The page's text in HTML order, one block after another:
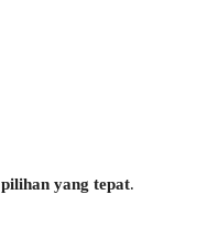
pilihan yang tepat.